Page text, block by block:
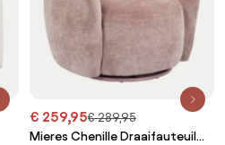
€ 259,95€ 289,95
Mieres Chenille Draaifauteuil